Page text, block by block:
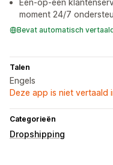
Een-op-een
moment 24/7
Bevat automatisch
Talen
Engels
Deze app is niet vertaald
Categorieën
Dropshipping